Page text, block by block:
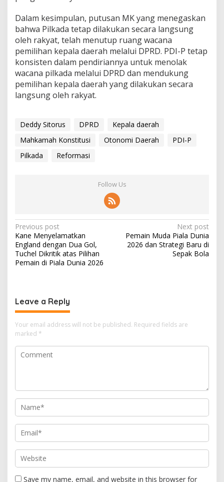
Dalam kesimpulan, putusan MK yang menegaskan
bahwa Pilkada tetap dilakukan secara langsung
oleh rakyat, telah menutup ruang wacana
pemilihan kepala daerah melalui DPRD. PDI-P tetap
konsisten dalam pendiriannya untuk menolak
wacana pilkada melalui DPRD dan mendukung
pemilihan kepala daerah yang dilakukan secara
langsung oleh rakyat.
Deddy Sitorus DPRD
Kepala daerah
Mahkamah Konstitusi
Otonomi Daerah
PDI-P
Pilkada
Reformasi
Follow Us
P
o
s
t
a
v
i
g
a
o
n
Previous post
Kane Menyelamatkan
England dengan Dua Gol,
Tuchel Dikritik atas Pilihan
Pemain di Piala Dunia 2026
Next post
Pemain Muda Piala Dunia
2026 dan Strategi Baru di
Sepak Bola
Leave a Reply
Your email address will not be published. Required fields are
marked *
Save my name, email, and website in this browser for